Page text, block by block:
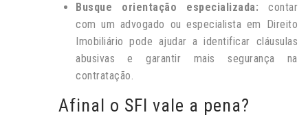
Busque orientação especializada: contar
com um advogado ou especialista em Direito
Imobiliário pode ajudar a identificar cláusulas
abusivas e garantir mais segurança na
contratação.
Afinal o SFI vale a pena?